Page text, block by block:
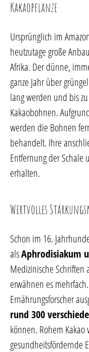
Kakaopflanze
Ursprünglich im
heutzutage große
Afrika. Der dünne,
ganze Jahr über
lang werden und bis
Kakaobohnen.
werden die Bohnen
behandelt. Ihre
Entfernung der Schale
erhalten.
Wertvolles
Schon im 16.
alsAphrodisiakum
Medizinische Schriften
erwähnen es
Ernährungsforscher
rund 300
können. Rohem
gesundheitsfördernde